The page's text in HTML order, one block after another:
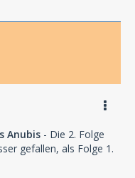
Anubis - Die 2. Folge
gefallen, als Folge 1.